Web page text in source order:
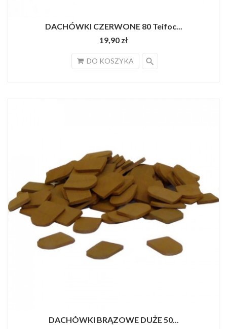
DACHÓWKI CZERWONE 80 Teifoc...
19,90 zł
DO KOSZYKA search
DACHÓWKI BRĄZOWE DUŻE 50...